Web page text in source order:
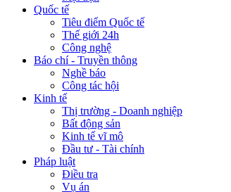
Quốc tế
Tiêu điểm Quốc tế
Thế giới 24h
Công nghệ
Báo chí - Truyền thông
Nghề báo
Công tác hội
Kinh tế
Thị trường - Doanh nghiệp
Bất động sản
Kinh tế vĩ mô
Đầu tư - Tài chính
Pháp luật
Điều tra
Vụ án